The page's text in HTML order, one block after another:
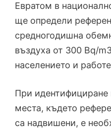
Евратом в
ще определи
средногодишна
въздуха от 300 Bq/
населението и
При идентифициране
места, където
са надвишени, е